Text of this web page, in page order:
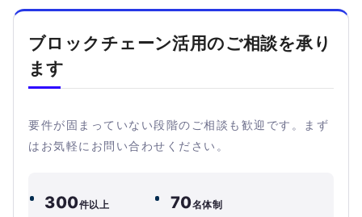
ブロックチェーン活用のご相談を承り
ます
要件が固まっていない段階のご相談も歓迎です。まず
はお気軽にお問い合わせください。
300件以上 70名体制